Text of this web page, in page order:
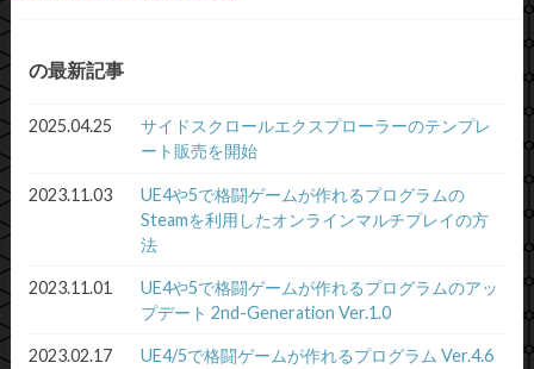
の最新記事
2025.04.25
サイドスクロールエクスプローラーのテンプレ
ート販売を開始
2023.11.03
UE4や5で格闘ゲームが作れるプログラムの
Steamを利用したオンラインマルチプレイの方
法
2023.11.01
UE4や5で格闘ゲームが作れるプログラムのアッ
プデート 2nd-Generation Ver.1.0
2023.02.17
UE4/5で格闘ゲームが作れるプログラム Ver.4.6